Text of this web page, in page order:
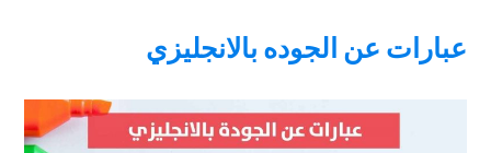
عبارات عن الجوده بالانجليزي